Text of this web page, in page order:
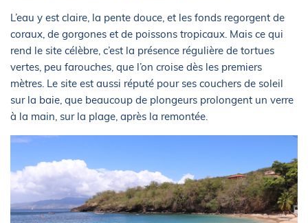
L’eau y est claire, la pente douce, et les fonds regorgent de
coraux, de gorgones et de poissons tropicaux. Mais ce qui
rend le site célèbre, c’est la présence régulière de tortues
vertes, peu farouches, que l’on croise dès les premiers
mètres. Le site est aussi réputé pour ses couchers de soleil
sur la baie, que beaucoup de plongeurs prolongent un verre
à la main, sur la plage, après la remontée.